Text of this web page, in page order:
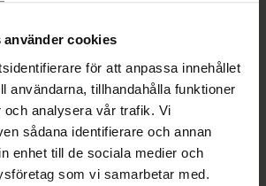
använder cookies
för att anpassa innehållet
användarna, tillhandahålla funktioner
och analysera vår trafik. Vi
sådana identifierare och annan
enhet till de sociala medier och
som vi samarbetar med.
när klimatet förändras – jobb
uppstår i stället